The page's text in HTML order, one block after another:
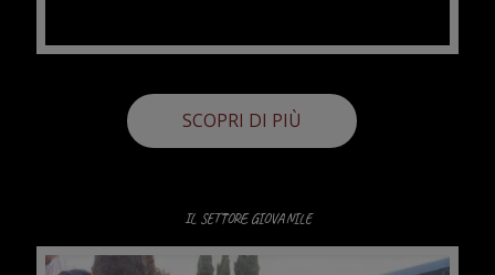
SCOPRI DI PIÙ
IL SETTORE GIOVANILE